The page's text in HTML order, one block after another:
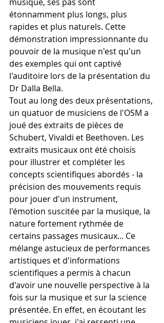
musique, ses pas sont
étonnamment plus longs, plus
rapides et plus naturels. Cette
démonstration impressionnante du
pouvoir de la musique n'est qu'un
des exemples qui ont captivé
l'auditoire lors de la présentation du
Dr Dalla Bella.
Tout au long des deux présentations,
un quatuor de musiciens de l'OSM a
joué des extraits de pièces de
Schubert, Vivaldi et Beethoven. Les
extraits musicaux ont été choisis
pour illustrer et compléter les
concepts scientifiques abordés - la
précision des mouvements requis
pour jouer d'un instrument,
l'émotion suscitée par la musique, la
nature fortement rythmée de
certains passages musicaux... Ce
mélange astucieux de performances
artistiques et d'informations
scientifiques a permis à chacun
d'avoir une nouvelle perspective à la
fois sur la musique et sur la science
présentée. En effet, en écoutant les